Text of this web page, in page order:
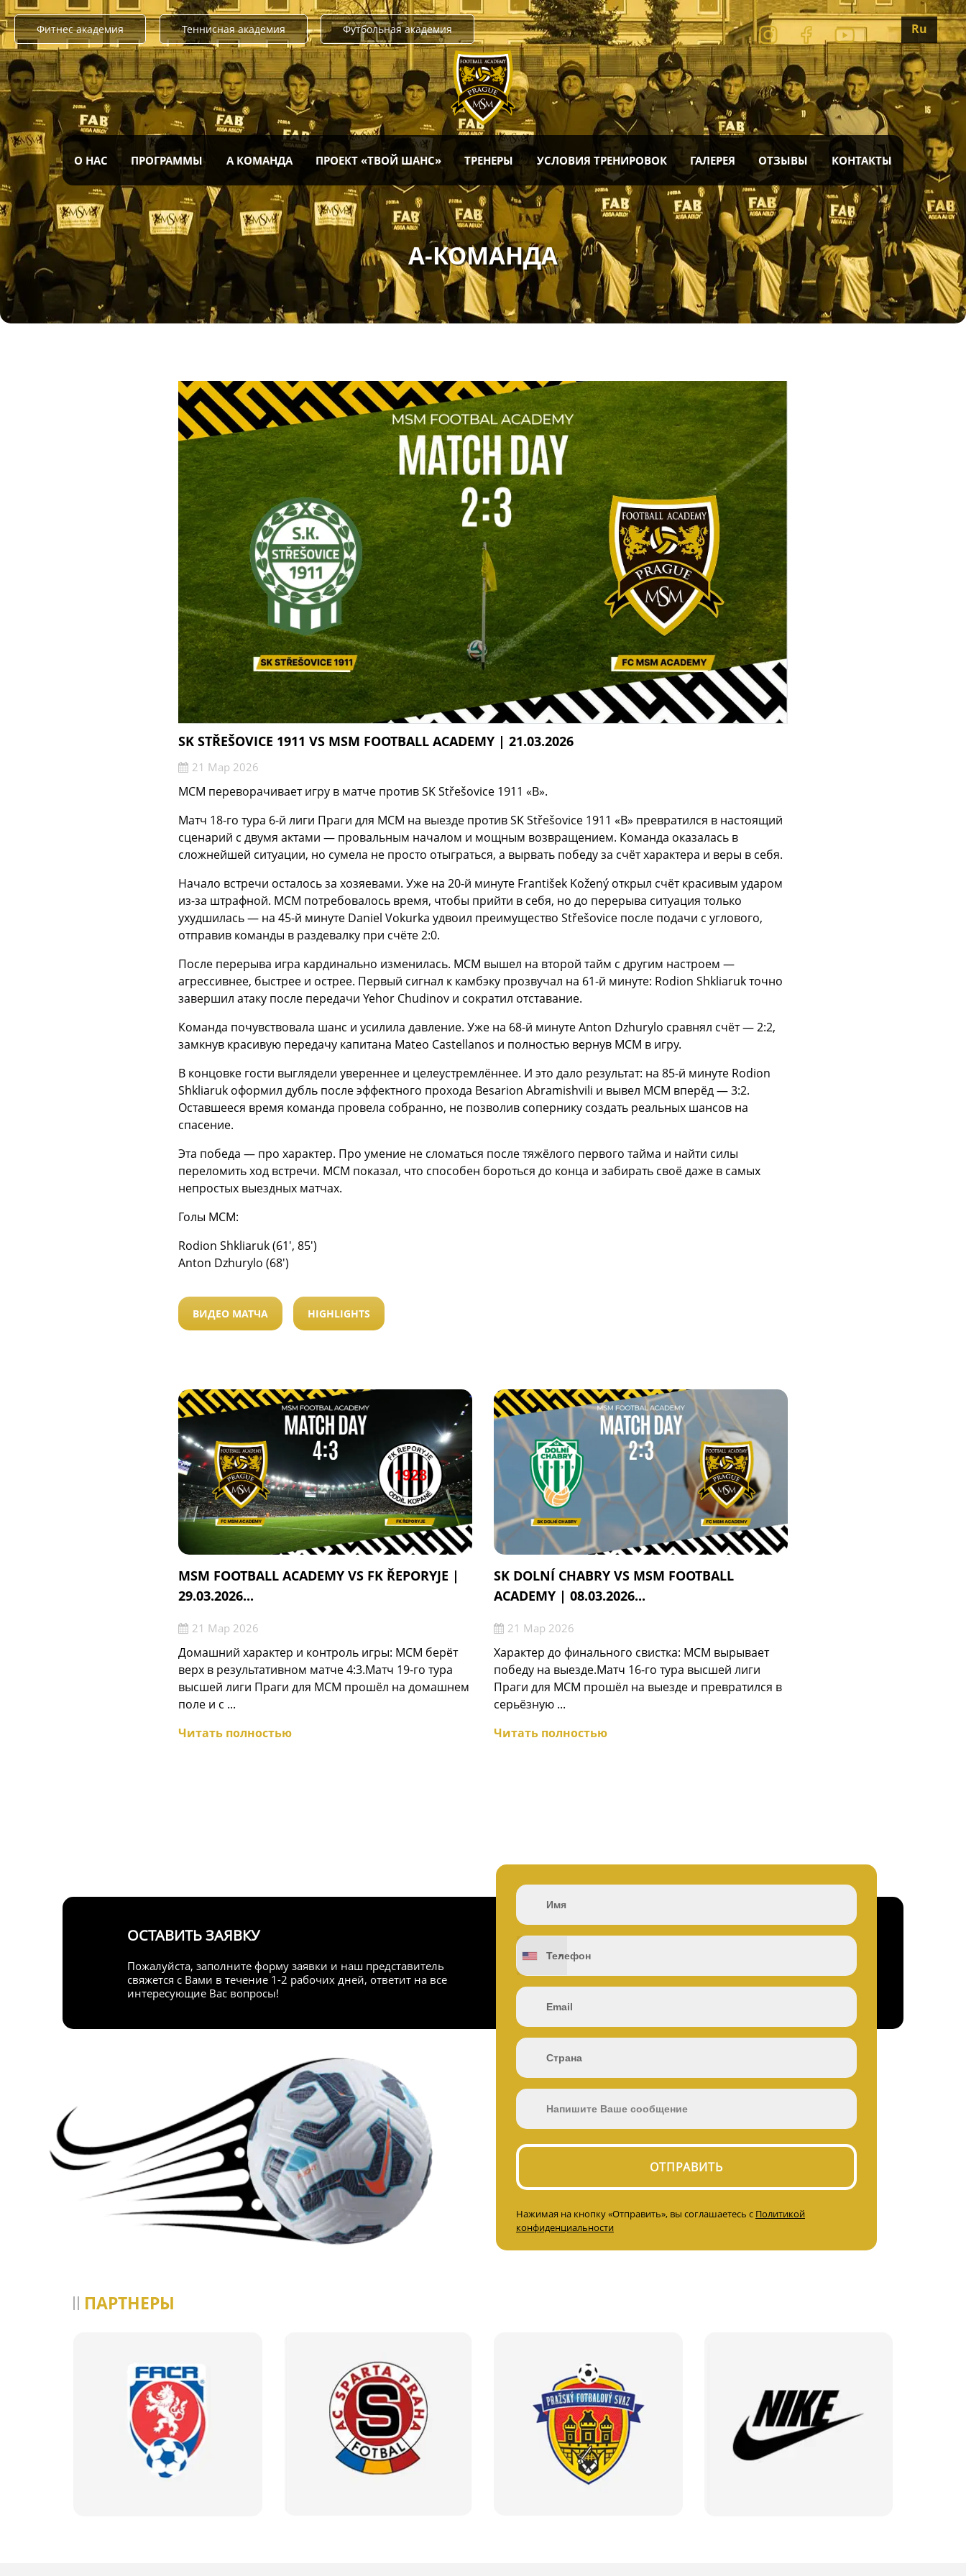
Фитнес академия Теннисная академия Футбольная академия Ru
А-КОМАНДА
О НАС ПРОГРАММЫ А КОМАНДА ПРОЕКТ «ТВОЙ ШАНС» ТРЕНЕРЫ УСЛОВИЯ ТРЕНИРОВОК ГАЛЕРЕЯ ОТЗЫВЫ КОНТАКТЫ
SK STŘEŠOVICE 1911 VS MSM FOOTBALL ACADEMY | 21.03.2026
21 Мар 2026
МСМ переворачивает игру в матче против SK Střešovice 1911 «B».
Матч 18-го тура 6-й лиги Праги для МСМ на выезде против SK Střešovice 1911 «B» превратился в настоящий
сценарий с двумя актами — провальным началом и мощным возвращением. Команда оказалась в
сложнейшей ситуации, но сумела не просто отыграться, а вырвать победу за счёт характера и веры в себя.
Начало встречи осталось за хозяевами. Уже на 20-й минуте František Kožený открыл счёт красивым ударом
из-за штрафной. МСМ потребовалось время, чтобы прийти в себя, но до перерыва ситуация только
ухудшилась — на 45-й минуте Daniel Vokurka удвоил преимущество Střešovice после подачи с углового,
отправив команды в раздевалку при счёте 2:0.
После перерыва игра кардинально изменилась. МСМ вышел на второй тайм с другим настроем —
агрессивнее, быстрее и острее. Первый сигнал к камбэку прозвучал на 61-й минуте: Rodion Shkliaruk точно
завершил атаку после передачи Yehor Chudinov и сократил отставание.
Команда почувствовала шанс и усилила давление. Уже на 68-й минуте Anton Dzhurylo сравнял счёт — 2:2,
замкнув красивую передачу капитана Mateo Castellanos и полностью вернув МСМ в игру.
В концовке гости выглядели увереннее и целеустремлённее. И это дало результат: на 85-й минуте Rodion
Shkliaruk оформил дубль после эффектного прохода Besarion Abramishvili и вывел МСМ вперёд — 3:2.
Оставшееся время команда провела собранно, не позволив сопернику создать реальных шансов на
спасение.
Эта победа — про характер. Про умение не сломаться после тяжёлого первого тайма и найти силы
переломить ход встречи. МСМ показал, что способен бороться до конца и забирать своё даже в самых
непростых выездных матчах.
Голы МСМ:
Rodion Shkliaruk (61′, 85′)
Anton Dzhurylo (68′)
ВИДЕО МАТЧА HIGHLIGHTS
MSM FOOTBALL ACADEMY VS FK ŘEPORYJE |
29.03.2026...
21 Мар 2026
Домашний характер и контроль игры: МСМ берёт
верх в результативном матче 4:3.Матч 19-го тура
высшей лиги Праги для МСМ прошёл на домашнем
поле и с ...
Читать полностью
SK DOLNÍ CHABRY VS MSM FOOTBALL
ACADEMY | 08.03.2026...
21 Мар 2026
Характер до финального свистка: МСМ вырывает
победу на выезде.Матч 16-го тура высшей лиги
Праги для МСМ прошёл на выезде и превратился в
серьёзную ...
Читать полностью
ОСТАВИТЬ ЗАЯВКУ
Пожалуйста, заполните форму заявки и наш представитель
свяжется с Вами в течение 1-2 рабочих дней, ответит на все
интересующие Вас вопросы!
Нажимая на кнопку «Отправить», вы соглашаетесь с Политикой
конфиденциальности
ПАРТНЕРЫ